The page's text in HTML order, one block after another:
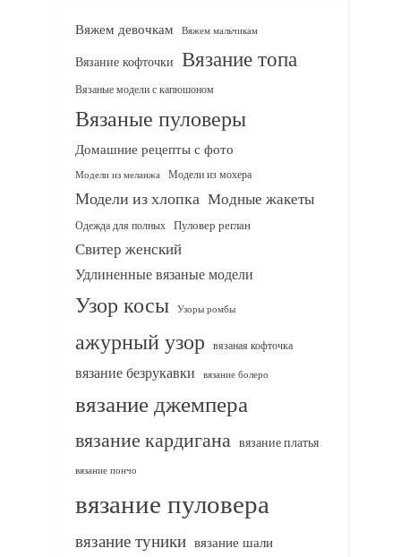
Вяжем девочкам Вяжем мальчикам
Вязание кофточки Вязание топа
Вязаные модели с капюшоном
Вязаные пуловеры
Домашние рецепты с фото
Модели из меланжа Модели из мохера
Модели из хлопка Модные жакеты
Одежда для полных Пуловер реглан
Свитер женский
Удлиненные вязаные модели
Узор косы Узоры ромбы
ажурный узор вязаная кофточка
вязание безрукавки вязание болеро
вязание джемпера
вязание кардигана вязание платья
вязание пончо
вязание пуловера
вязание туники вязание шали